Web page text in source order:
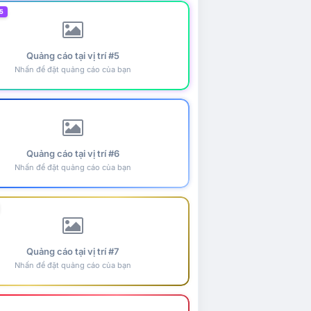
Quảng cáo tại vị trí #5
Nhấn để đặt quảng cáo của bạn
Quảng cáo tại vị trí #6
Nhấn để đặt quảng cáo của bạn
Quảng cáo tại vị trí #7
Nhấn để đặt quảng cáo của bạn